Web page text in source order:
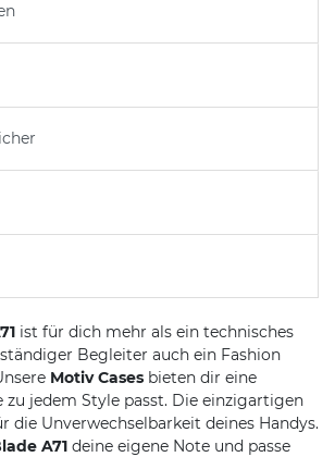
ist für dich mehr als ein technisches
Begleiter auch ein Fashion
Motiv Cases bieten dir eine
zu jedem Style passt. Die einzigartigen
die Unverwechselbarkeit deines Handys.
A71 deine eigene Note und passe